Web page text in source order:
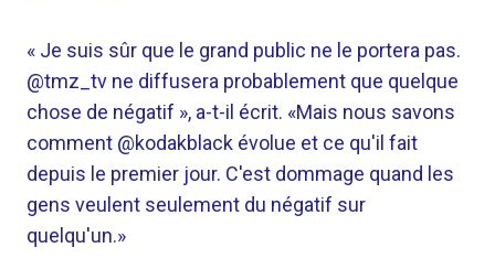
« Je suis sûr que le grand public ne le portera pas.
@tmz_tv ne diffusera probablement que quelque
chose de négatif », a-t-il écrit. «Mais nous savons
comment @kodakblack évolue et ce qu'il fait
depuis le premier jour. C'est dommage quand les
gens veulent seulement du négatif sur
quelqu'un.»